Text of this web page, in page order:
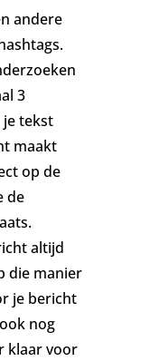
andere
3
je tekst
maakt
op de
de
altijd
die manier
je bericht
nog
klaar voor